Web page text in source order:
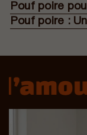
Pouf poire
Pouf poire :